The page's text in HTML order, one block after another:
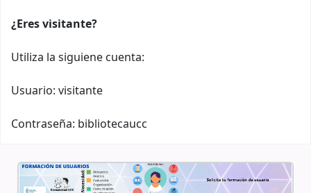
¿Eres visitante?
Utiliza la siguiene cuenta:
Usuario: visitante
Contraseña: bibliotecaucc